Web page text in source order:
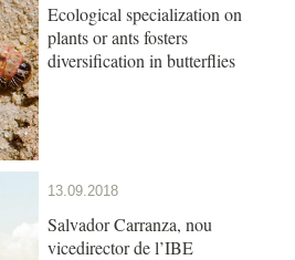
Ecological specialization on
plants or ants fosters
diversification in butterflies
13.09.2018
Salvador Carranza, nou
vicedirector de l’IBE